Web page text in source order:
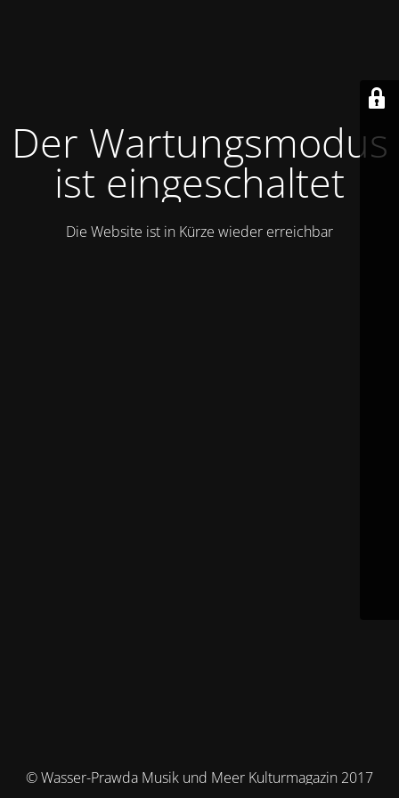
Der Wartungsmodus
ist eingeschaltet
Die Website ist in Kürze wieder erreichbar
© Wasser-Prawda Musik und Meer Kulturmagazin 2017